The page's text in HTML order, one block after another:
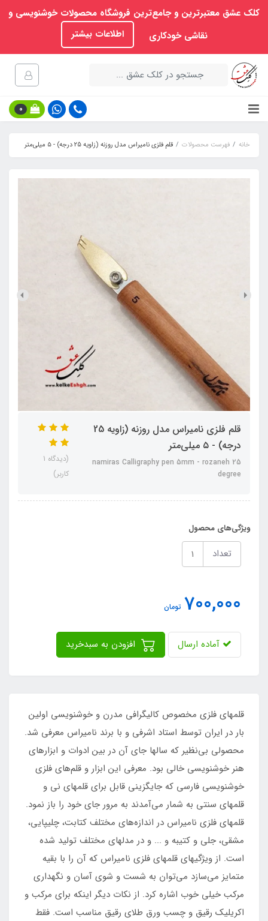
کلک عشق معتبرترین و جامع‌ترین فروشگاه محصولات خوشنویسی و
نقاشی خودکاری
اطلاعات بیشتر
0
خانه فهرست محصولات قلم فلزی نامیراس مدل روزنه (زاویه 25 درجه) - ۵ میلی‌متر
قلم فلزی نامیراس مدل روزنه (زاویه 25
درجه) - ۵ میلی‌متر
namiras Calligraphy pen 5mm - rozaneh 25
degree
(دیدگاه 1
کاربر)
ویژگی‌های محصول
تعداد
700,000 تومان
آماده ارسال
قلمهای فلزی مخصوص کالیگرافی مدرن و خوشنویسی اولین
بار در ایران توسط استاد اشرفی و با برند نامیراس معرفی شد.
محصولی بی‌نظیر که سالها جای آن در بین ادوات و ابزارهای
هنر خوشنویسی خالی بود. معرفی این ابزار و قلم‌های فلزی
خوشنویسی فارسی که جایگزینی قابل برای قلمهای نی و
قلمهای سنتی به شمار می‌آمدند به مرور جای خود را باز نمود.
قلمهای فلزی نامیراس در اندازه‌های مختلف کتابت، چلیپایی،
مشقی، جلی و کتیبه و ... و در مدلهای مختلف تولید شده
است. از ویژگیهای قلمهای فلزی نامیراس که آن را با بقیه
متمایز می‌سازد می‌توان به شست و شوی آسان و نگهداری
مرکب خیلی خوب اشاره کرد. از نکات دیگر اینکه برای مرکب و
اکریلیک رقیق و چسب ورق طلای رقیق مناسب است. فقط